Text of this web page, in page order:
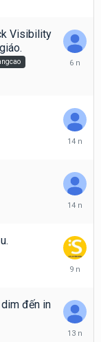
Visibility
Tháng
Tháng
2011
Tháng
2011
Tháng
2017
đến in
Tháng